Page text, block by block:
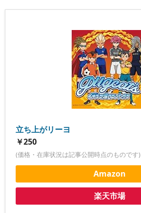
立ち上がリーヨ
￥250
(価格・在庫状況は記事公開時点のものです)
Amazon
楽天市場